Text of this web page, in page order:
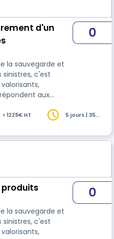
d'un
la sauvegarde et
c'est
aux
après un sinistre et
0
> 1225€ HT
5 jours | 35
produits
c'est
0